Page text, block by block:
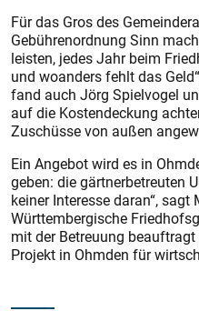
Für das Gros des
Gebührenordnung Sinn
leisten, jedes Jahr beim
und woanders fehlt das
fand auch Jörg Spielvogel
auf die Kostendeckung
Zuschüsse von außen
Ein Angebot wird es in
geben: die gärtnerbetreuten
keiner Interesse daran“,
Württembergische
mit der Betreuung
Projekt in Ohmden für